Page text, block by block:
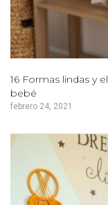
16 Formas lindas y
bebé
febrero 24, 2021